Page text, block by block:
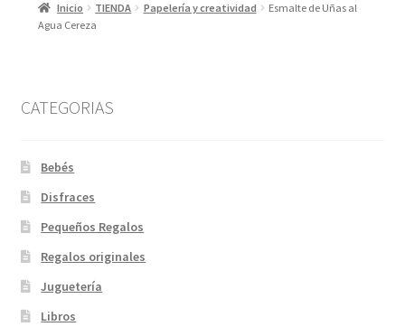
Inicio TIENDA Papelería y creatividad
Esmalte de Uñas al
Agua Cereza
CATEGORIAS
Bebés
Disfraces
Pequeños Regalos
Regalos originales
Juguetería
Libros